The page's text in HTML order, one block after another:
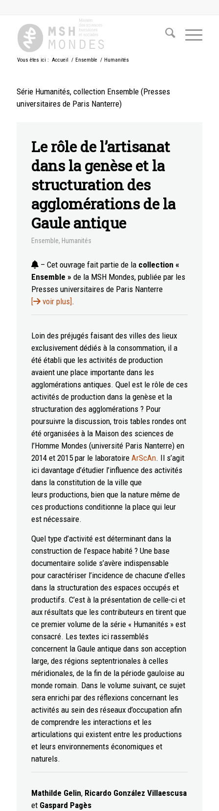
Vous êtes ici : Accueil / Ensemble / Humanités
Série Humanités, collection Ensemble (Presses
universitaires de Paris Nanterre)
Le rôle de l’artisanat
dans la genèse et la
structuration des
agglomérations de la
Gaule antique
Ensemble, Humanités
– Cet ouvrage fait partie de la collection «
Ensemble » de la MSH Mondes, publiée par les
Presses universitaires de Paris Nanterre
[
voir plus] .
Loin des préjugés faisant des villes des lieux
exclusivement dédiés à la consommation, il a
été établi que les activités de production
avaient une place importante dans les
agglomérations antiques. Quel est le rôle de ces
activités de production dans la genèse et la
structuration des agglomérations ? Pour
poursuivre la discussion, trois tables rondes ont
été organisées à la Maison des sciences de
l’Homme Mondes (université Paris Nanterre) en
2014 et 2015 par le laboratoire ArScAn. Il s’agit
ici davantage d’étudier l’influence des activités
dans la constitution de la ville que
leurs productions, bien que la nature même de
ces productions conditionne la place qui leur
est nécessaire.
Quel type d’activité est déterminant dans la
construction de l’espace habité ? Une base
documentaire solide s’avère indispensable
pour caractériser l’incidence de chacune d’elles
dans la structuration des espaces occupés et
productifs. C’est à la présentation de celle-ci et
aux résultats que les contributeurs en tirent que
ce premier volume de la série « Humanités » est
consacré. Les textes ici rassemblés
concernent la Gaule antique dans son acception
large, des régions septentrionales à celles
méridionales, de la fin de la période gauloise au
monde romain. Dans le volume suivant, ce sujet
sera enrichi par des réflexions concernant les
activités au sein des réseaux d’occupation afin
de comprendre les interactions et les
articulations qui existent entre les productions
et leurs environnements économiques et
naturels.
Mathilde Gelin,Ricardo González Villaescusa
etGaspard Pagès